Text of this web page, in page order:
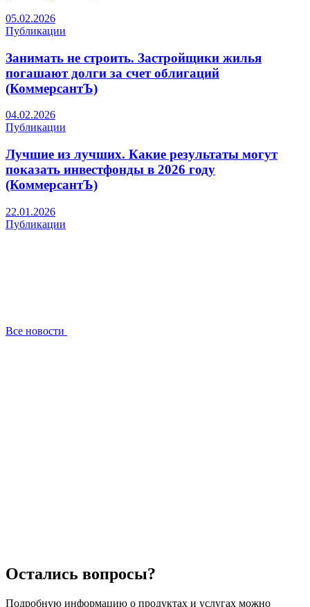
05.02.2026
Публикации
Занимать не строить. Застройщики жилья
погашают долги за счет облигаций
(КоммерсантЪ)
04.02.2026
Публикации
Лучшие из лучших. Какие результаты могут
показать инвестфонды в 2026 году
(КоммерсантЪ)
22.01.2026
Публикации
Все новости
Остались вопросы?
Подробную информацию о продуктах и услугах можно